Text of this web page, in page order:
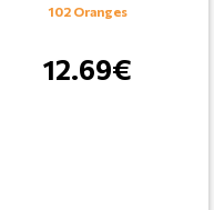
102 Oranges
12.69€